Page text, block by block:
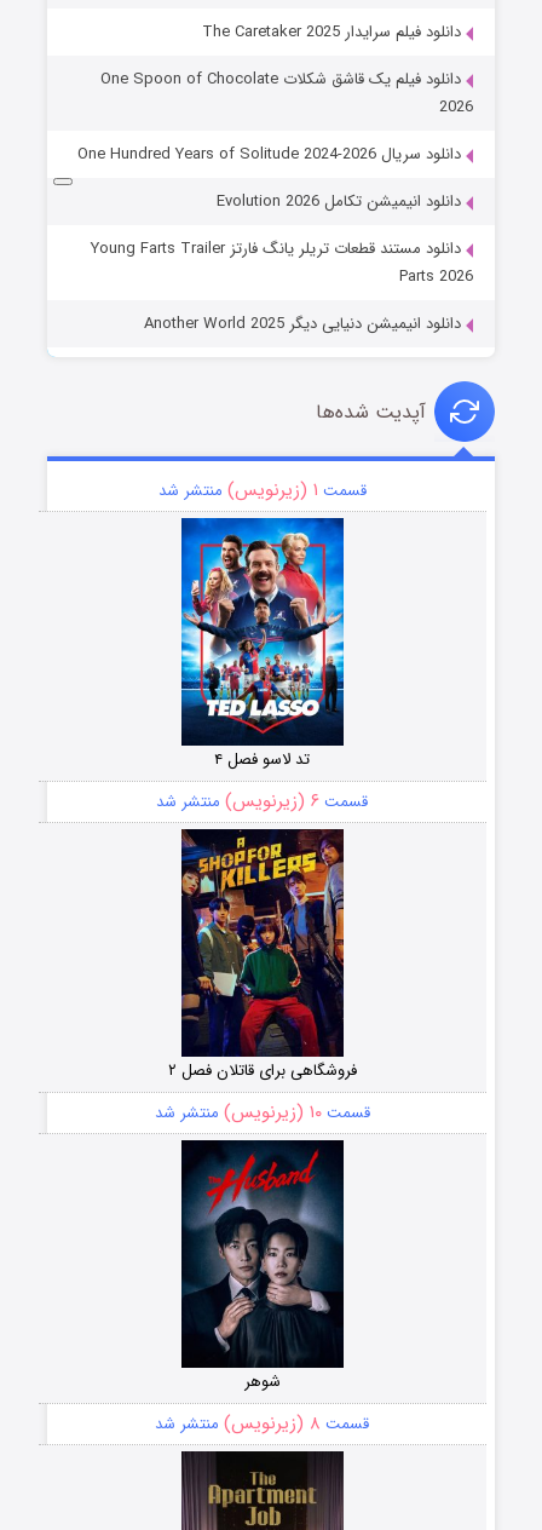
دانلود فیلم سرایدار The Caretaker 2025
دانلود فیلم یک قاشق شکلات One Spoon of Chocolate
2026
دانلود سریال One Hundred Years of Solitude 2024-2026
دانلود انیمیشن تکامل Evolution 2026
دانلود مستند قطعات تریلر یانگ فارتز Young Farts Trailer
Parts 2026
دانلود انیمیشن دنیایی دیگر Another World 2025
آپدیت شده‌ها
قسمت ۱ (زیرنویس) منتشر شد
تد لاسو فصل ۴
قسمت ۶ (زیرنویس) منتشر شد
فروشگاهی برای قاتلان فصل ۲
قسمت۱۰ (زیرنویس) منتشر شد
شوهر
قسمت ۸ (زیرنویس) منتشر شد